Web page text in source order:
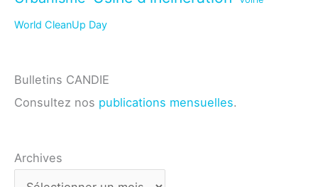
World CleanUp Day
Bulletins CANDIE
Consultez nos publications mensuelles.
Archives